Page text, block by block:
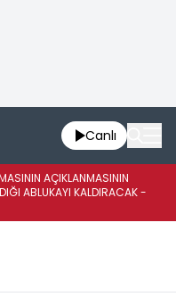
Canlı
AÇIKLANMASININ
ABLUKAYI KALDIRACAK -